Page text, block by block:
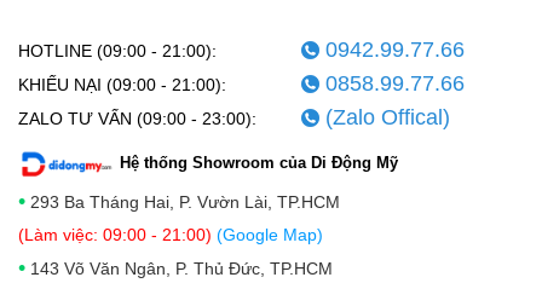
HOTLINE (09:00 - 21:00): 0942.99.77.66
KHIẾU NẠI (09:00 - 21:00): 0858.99.77.66
ZALO TƯ VẤN (09:00 - 23:00): (Zalo Offical)
Hệ thống Showroom của Di Động Mỹ
• 293 Ba Tháng Hai, P. Vườn Lài, TP.HCM
(Làm việc: 09:00 - 21:00) (Google Map)
• 143 Võ Văn Ngân, P. Thủ Đức, TP.HCM